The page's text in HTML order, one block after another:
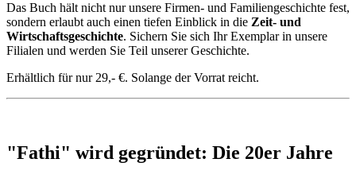
Das Buch hält nicht nur unsere Firmen- und Familiengeschichte fest,
sondern erlaubt auch einen tiefen Einblick in die Zeit- und
Wirtschaftsgeschichte. Sichern Sie sich Ihr Exemplar in unsere
Filialen und werden Sie Teil unserer Geschichte.
Erhältlich für nur 29,- €. Solange der Vorrat reicht.
"Fathi" wird gegründet: Die 20er Jahre